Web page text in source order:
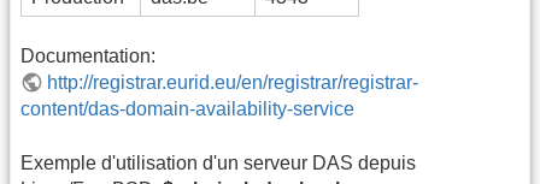
Documentation:
http://registrar.eurid.eu/en/registrar/registrar-
content/das-domain-availability-service
Exemple d'utilisation d'un serveur DAS depuis